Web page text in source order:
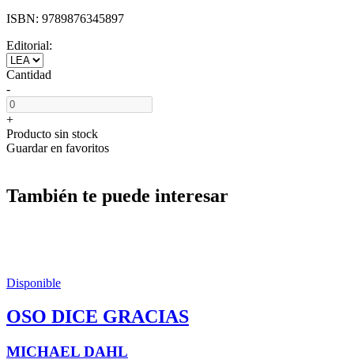
ISBN: 9789876345897
Editorial:
Cantidad
-
+
Producto sin stock
Guardar en favoritos
También te puede interesar
Disponible
OSO DICE GRACIAS
MICHAEL DAHL